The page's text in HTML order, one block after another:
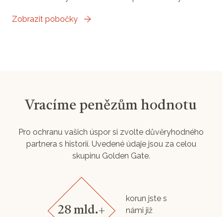
Zobrazit pobočky
Vracíme penězům hodnotu
Pro ochranu vašich úspor si zvolte důvěryhodného
partnera s historií. Uvedené údaje jsou za celou
skupinu Golden Gate.
28 mld.+
korun jste s
námi již